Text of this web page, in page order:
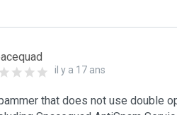
il y a 17 ans
that does not use double